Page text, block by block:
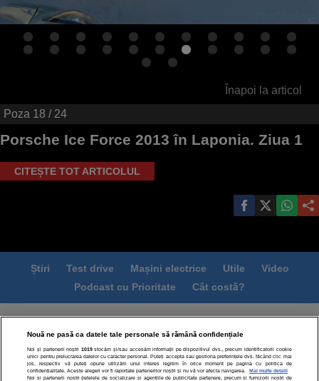
Înapoi la articol
Poza 18 / 24
Porsche Ice Force 2013 în Laponia. Ziua 1
CITEȘTE TOT ARTICOLUL
Știri Test drive Mașini electrice Utile
Video
Podcast cu Prioritate
Cât costă?
Termeni si conditii
Politica de confidentialitate
Politica de cookies
Echipa editorială
Modifică Setările
Nouă ne pasă ca datele tale personale să rămână confidențiale
Noi și partenerii noștri 1019stocăm și/sau accesăm informații pe dispozitivul dvs., precum identificatorii cookie
unici pentru prelucrarea datelor cu caracter personal. Puteți accepta sau gestiona preferințele dvs. făcând clic mai
jos, respectiv vă puteți opune utilizării unui interes legitim în orice moment pe pagina cu politica de
confidențialitate. Aceste alegeri vor fi raportate partenerilor noștri și nu vă vor afecta navigarea.
Mai multe detalii
Noi si partenerii nostri (retelele de socializare si agentiile de publicitate partenere, precum si furnizorii nostri de